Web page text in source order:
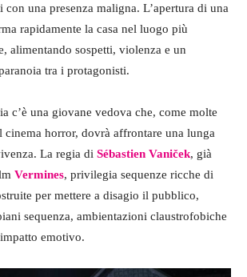
una presenza maligna. L’apertura di una
rapidamente la casa nel luogo più
alimentando sospetti, violenza e un
tra i protagonisti.
c’è una giovane vedova che, come molte
horror, dovrà affrontare una lunga
La regia di Sébastien Vaniček, già
Vermines, privilegia sequenze ricche di
per mettere a disagio il pubblico,
sequenza, ambientazioni claustrofobiche
emotivo.